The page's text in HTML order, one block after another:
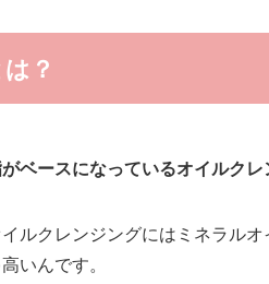
？
ベースになっているオイルクレ
ルクレンジングにはミネラル
いんです。